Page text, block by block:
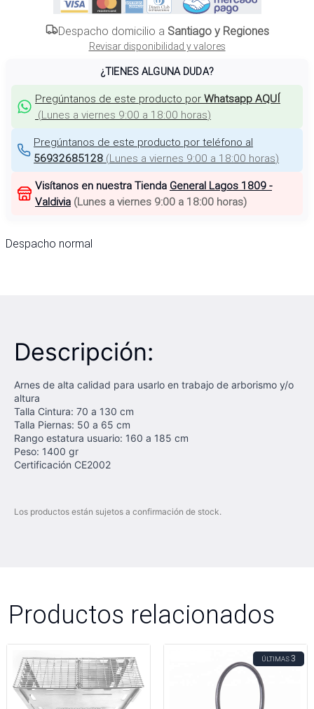
Despacho domicilio a Santiago y Regiones
Revisar disponibilidad y valores
¿TIENES ALGUNA DUDA?
Pregúntanos de este producto por Whatsapp AQUÍ
(Lunes a viernes 9:00 a 18:00 horas)
Pregúntanos de este producto por teléfono al
56932685128 (Lunes a viernes 9:00 a 18:00 horas)
Visítanos en nuestra Tienda General Lagos 1809 -
Valdivia (Lunes a viernes 9:00 a 18:00 horas)
Despacho normal
Descripción:
Arnes de alta calidad para usarlo en trabajo de arborismo y/o
altura
Talla Cintura: 70 a 130 cm
Talla Piernas: 50 a 65 cm
Rango estatura usuario: 160 a 185 cm
Peso: 1400 gr
Certificación CE2002
Los productos están sujetos a confirmación de stock.
Productos relacionados
ÚLTIMAS3